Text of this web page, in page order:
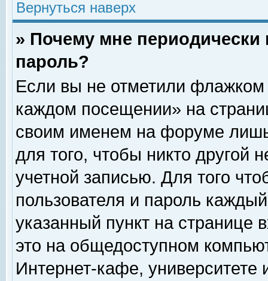
Вернуться наверх
» Почему мне
пароль?
Если вы не отметили флажком
каждом посещении» на
своим именем на форуме
для того, чтобы никто другой
учетной записью. Для того
пользователя и пароль
указанный пункт на
это на общедоступном
Интернет-кафе, университете